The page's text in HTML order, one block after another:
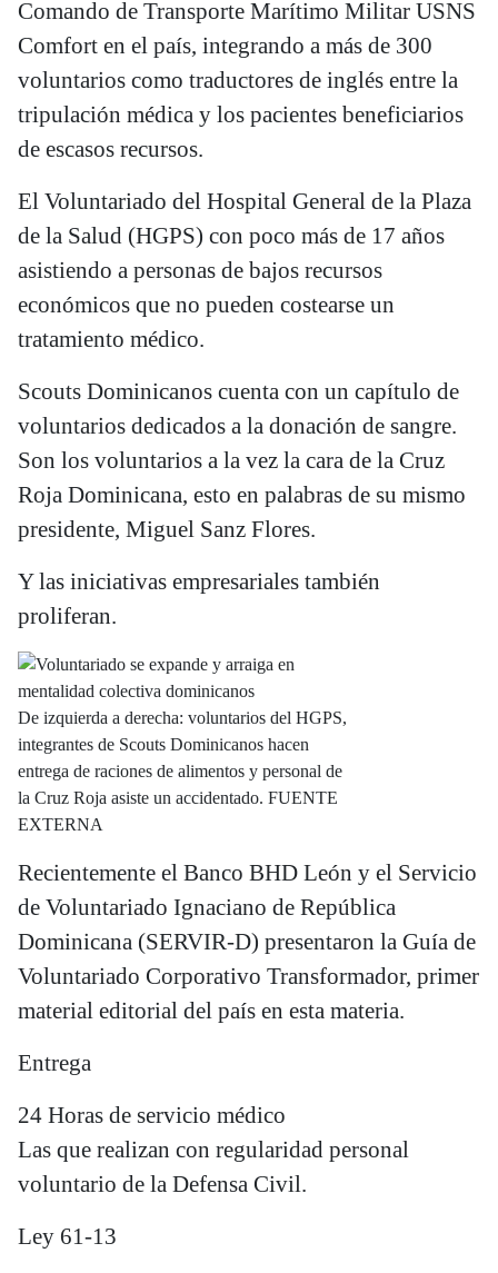
Comando de Transporte Marítimo Militar USNS
Comfort en el país, integrando a más de 300
voluntarios como traductores de inglés entre la
tripulación médica y los pacientes beneficiarios
de escasos recursos.
El Voluntariado del Hospital General de la Plaza
de la Salud (HGPS) con poco más de 17 años
asistiendo a personas de bajos recursos
económicos que no pueden costearse un
tratamiento médico.
Scouts Dominicanos cuenta con un capítulo de
voluntarios dedicados a la donación de sangre.
Son los voluntarios a la vez la cara de la Cruz
Roja Dominicana, esto en palabras de su mismo
presidente, Miguel Sanz Flores.
Y las iniciativas empresariales también
proliferan.
De izquierda a derecha: voluntarios del HGPS,
integrantes de Scouts Dominicanos hacen
entrega de raciones de alimentos y personal de
la Cruz Roja asiste un accidentado. FUENTE
EXTERNA
Recientemente el Banco BHD León y el Servicio
de Voluntariado Ignaciano de República
Dominicana (SERVIR-D) presentaron la Guía de
Voluntariado Corporativo Transformador, primer
material editorial del país en esta materia.
Entrega
24 Horas de servicio médico
Las que realizan con regularidad personal
voluntario de la Defensa Civil.
Ley 61-13